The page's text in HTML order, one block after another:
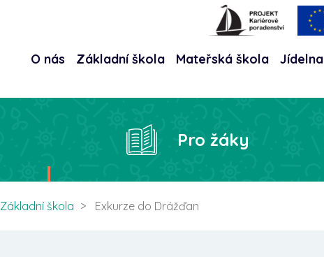
O nás Základní škola Mateřská škola Jídelna
Pro žáky
Základní škola Exkurze do Drážďan